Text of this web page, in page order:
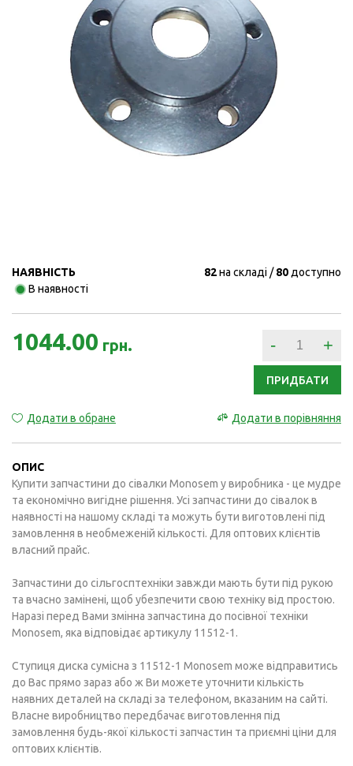
НАЯВНІСТЬ
В наявності
82на складі 80 доступно
1044.00 грн. - +
ПРИДБАТИ
Додати в обране Додати в порівняння
ОПИС
Купити запчастини до сівалки Monosem у виробника - це мудре
та економічно вигідне рішення. Усі запчастини до сівалок в
наявності на нашому складі та можуть бути виготовлені під
замовлення в необмеженій кількості. Для оптових клієнтів
власний прайс.
Запчастини до сільгосптехніки завжди мають бути під рукою
та вчасно замінені, щоб убезпечити свою техніку від простою.
Наразі перед Вами змінна запчастина до посівної техніки
Monosem, яка відповідає артикулу 11512-1.
Ступиця диска сумісна з 11512-1 Monosem може відправитись
до Вас прямо зараз або ж Ви можете уточнити кількість
наявних деталей на складі за телефоном, вказаним на сайті.
Власне виробництво передбачає виготовлення під
замовлення будь-якої кількості запчастин та приємні ціни для
оптових клієнтів.